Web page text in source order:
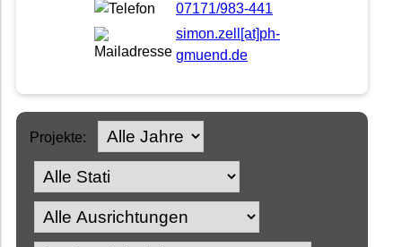
07171/983-441
simon.zell[at]ph-
gmuend.de
Projekte: